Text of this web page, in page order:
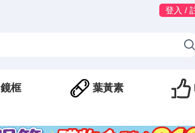
登入 /
鏡框 葉黃素